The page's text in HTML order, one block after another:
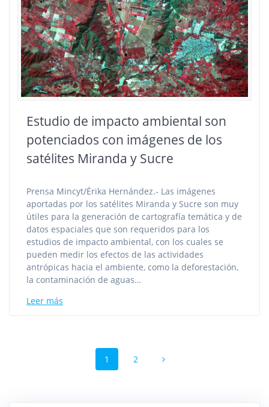
Estudio de impacto ambiental son
potenciados con imágenes de los
satélites Miranda y Sucre
Prensa Mincyt/Érika Hernández.- Las imágenes
aportadas por los satélites Miranda y Sucre son muy
útiles para la generación de cartografía temática y de
datos espaciales que son requeridos para los
estudios de impacto ambiental, con los cuales se
pueden medir los efectos de las actividades
antrópicas hacia el ambiente, como la deforestación,
la contaminación de aguas…
Leer más
Navegación
Página
1 Página
2